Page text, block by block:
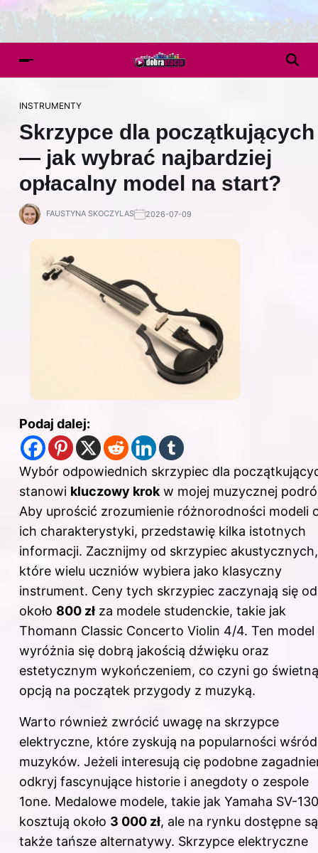
INSTRUMENTY
Skrzypce dla początkujących
— jak wybrać najbardziej
opłacalny model na start?
FAUSTYNA SKOCZYLAS 2026-07-09
Podaj dalej:
Wybór odpowiednich skrzypiec dla
stanowi kluczowy krokw mojej muzycznej
Aby uprościć zrozumienie różnorodności modeli
ich charakterystyki, przedstawię kilka istotnych
informacji. Zacznijmy od skrzypiec akustycznych,
które wielu uczniów wybiera jako klasyczny
instrument. Ceny tych skrzypiec zaczynają się od
około 800 zł za modele studenckie, takie jak
Thomann Classic Concerto Violin 4/4. Ten model
wyróżnia się dobrą jakością dźwięku oraz
estetycznym wykończeniem, co czyni go świetną
opcją na początek przygody z muzyką.
Warto również zwrócić uwagę na skrzypce
elektryczne, które zyskują na popularności wśród
muzyków. Jeżeli interesują cię podobne
odkryj fascynujące historie i anegdoty o zespole
1one. Medalowe modele, takie jak Yamaha SV-
kosztują około 3 000 zł, ale na rynku dostępne są
także tańsze alternatywy. Skrzypce elektryczne